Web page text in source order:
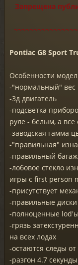
Запрещена
Pontiac G8 Sport
Особенности
-"нормальный" вес
-3д двигатель
-подсветка
руле - белым, а
-заводская гамма
-"правильная"
-правильный
-лобовое стекло
игры с first person
-присутствует
-правильные
-полноценные lod'ы
-грязь
на всех лодах
-остаются следы от
-разгон 4.7